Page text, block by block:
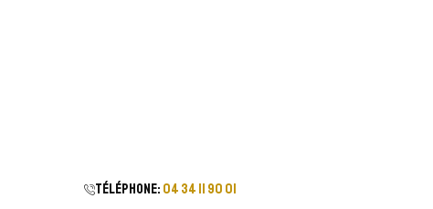
Téléphone: 04 34 11 90 01